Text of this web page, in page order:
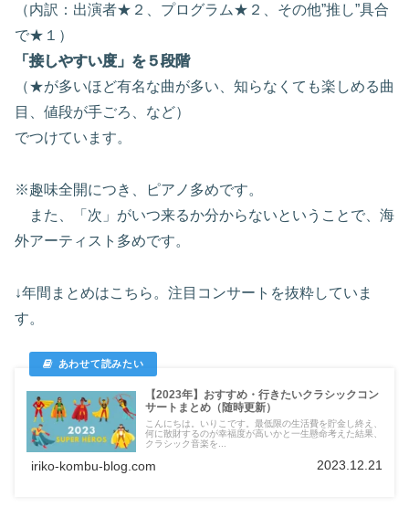
（内訳：出演者★２、プログラム★２、その他”推し”具合
で★１）
「接しやすい度」を５段階
（★が多いほど有名な曲が多い、知らなくても楽しめる曲
目、値段が手ごろ、など）
でつけています。
※趣味全開につき、ピアノ多めです。
また、「次」がいつ来るか分からないということで、海
外アーティスト多めです。
↓年間まとめはこちら。注目コンサートを抜粋していま
す。
【2023年】おすすめ・行きたいクラシックコン
サートまとめ（随時更新）
こんにちは。いりこです。最低限の生活費を貯金し終え、
何に散財するのが幸福度が高いかと一生懸命考えた結果、
クラシック音楽を...
iriko-kombu-blog.com 2023.12.21